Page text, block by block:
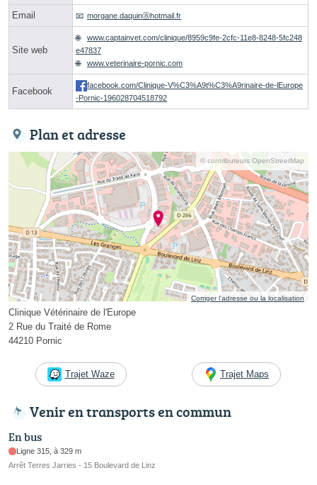
Email morgane.daquinⓐhotmail.fr
Site web
www.captainvet.com/clinique/8959c9fe-2cfc-11e8-8248-5fc248
e47837
www.veterinaire-pornic.com
Facebook
facebook.com/Clinique-V%C3%A9t%C3%A9rinaire-de-lEurope
-Pornic-196028704518792
Plan et adresse
© contributeurs OpenStreetMap
Corriger l’adresse ou la localisation
Clinique Vétérinaire de l'Europe
2 Rue du Traité de Rome
44210 Pornic
Trajet Waze Trajet Maps
Venir en transports en commun
En bus
Ligne 315, à 329 m
Arrêt Terres Jarries - 15 Boulevard de Linz